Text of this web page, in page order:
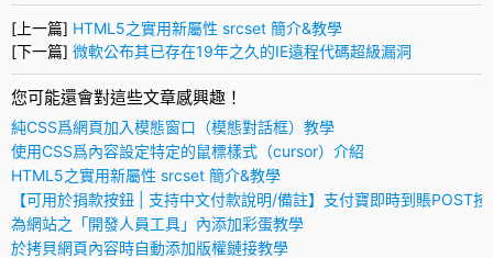
[上一篇] HTML5之實用新屬性 srcset 簡介&教學
[下一篇] 微軟公布其已存在19年之久的IE遠程代碼超級漏洞
您可能還會對這些文章感興趣！
純CSS爲網頁加入模態窗口（模態對話框）教學
使用CSS爲內容設定特定的鼠標樣式（cursor）介紹
HTML5之實用新屬性 srcset 簡介&教學
【可用於捐款按鈕 | 支持中文付款說明/備註】支付寶即時到賬POST按
為網站之「開發人員工具」內添加彩蛋教學
於拷貝網頁內容時自動添加版權鏈接教學